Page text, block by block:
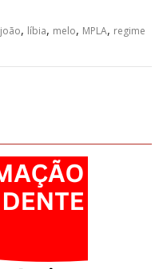
joão, líbia, melo, MPLA, regime